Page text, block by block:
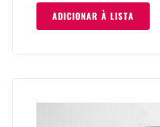
ADICIONAR À LISTA